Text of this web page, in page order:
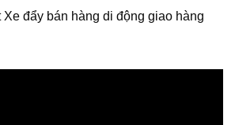
Xe đẩy bán hàng di động giao hàng